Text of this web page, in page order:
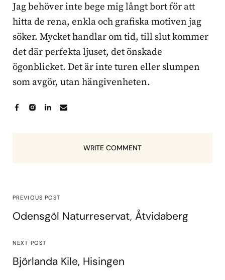
Jag behöver inte bege mig långt bort för att
hitta de rena, enkla och grafiska motiven jag
söker. Mycket handlar om tid, till slut kommer
det där perfekta ljuset, det önskade
ögonblicket. Det är inte turen eller slumpen
som avgör, utan hängivenheten.
WRITE COMMENT
PREVIOUS POST
Odensgöl Naturreservat, Åtvidaberg
NEXT POST
Björlanda Kile, Hisingen